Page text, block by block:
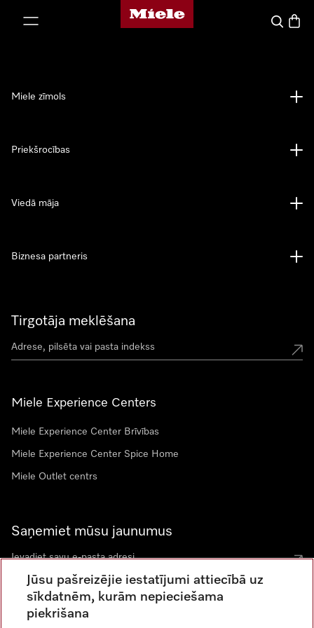
Miele mājas lapa
Tirgotāja meklēšana
Miele Experience Centers
Miele Experience Center Brīvības
Miele Experience Center Spice Home
Miele Outlet centrs
Saņemiet mūsu jaunumus
Miele zīmols
Priekšrocības
Viedā māja
Biznesa partneris
Jūsu pašreizējie iestatījumi attiecībā uz
sīkdatnēm, kurām nepieciešama
piekrišana